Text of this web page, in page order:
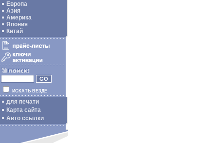
Европа
Азия
Америка
Япония
Китай
ИСКАТЬ ВЕЗДЕ
для печати
Карта сайта
Авто ссылки